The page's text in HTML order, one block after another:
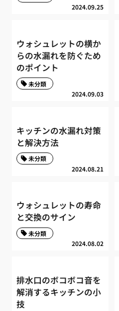
2024.09.25
ウォシュレットの横か
らの水漏れを防ぐため
のポイント
2024.09.03
未分類
キッチンの水漏れ対策
と解決方法
2024.08.21
未分類
ウォシュレットの寿命
と交換のサイン
2024.08.02
未分類
排水口のボコボコ音を
解消するキッチンの小
技